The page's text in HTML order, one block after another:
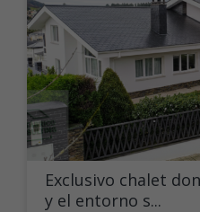
Exclusivo chalet
y el entorno s...